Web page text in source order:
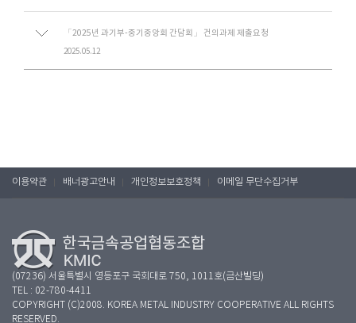
「2025년 과기부-중기중앙회 간담회」 건의과제 제출요청
2025.05.12
이용약관 배너광고안내 개인정보보호정책 이메일 무단수집거부
(07236) 서울특별시 영등포구 국회대로 750, 1011호(금산빌딩)
TEL : 02-780-4411
COPYRIGHT (C)2008. KOREA METAL INDUSTRY COOPERATIVE ALL RIGHTS
RESERVED.